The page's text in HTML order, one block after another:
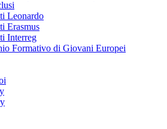
Leonardo
Erasmus
Interreg
Formativo di Giovani Europei